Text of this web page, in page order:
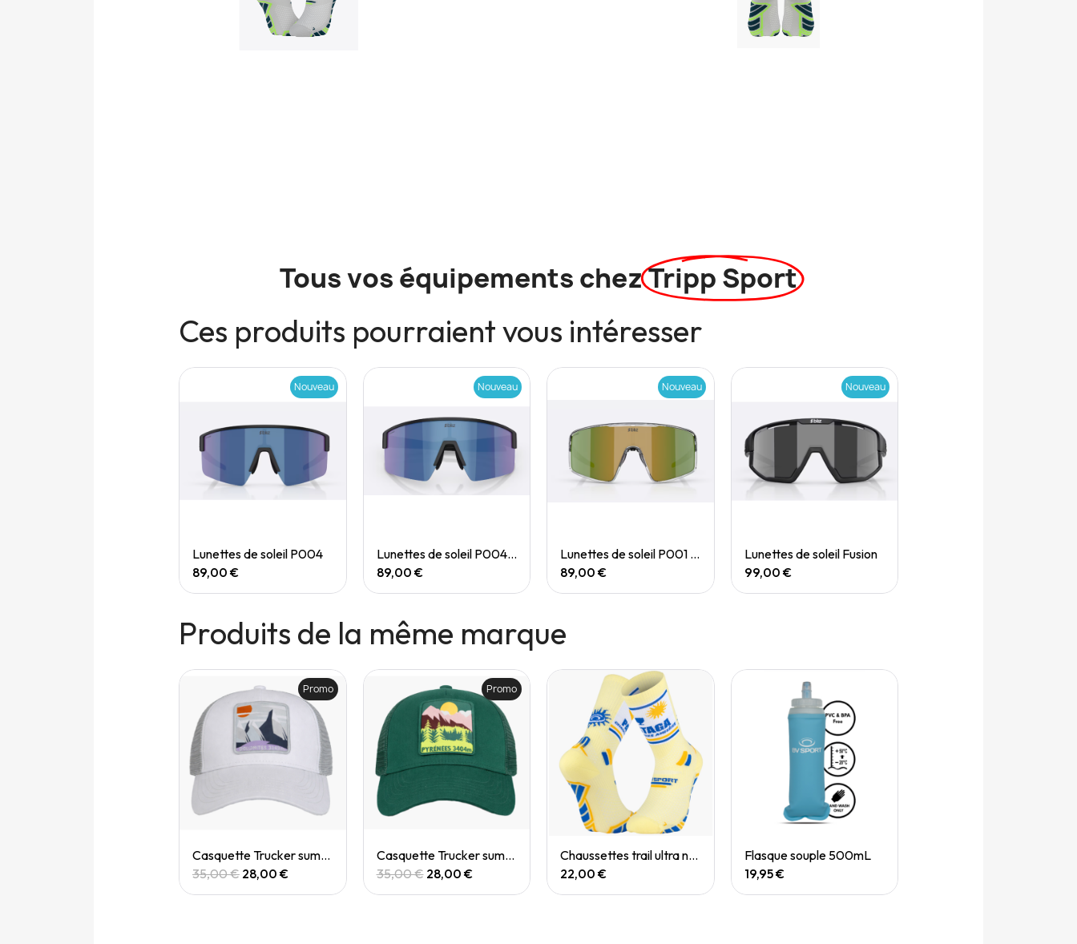
Tous vos équipements chezTripp Sport
Ces produits pourraient vous intéresser
Quick View
Nouveau
Lunettes de soleil P004
89,00 €
Quick View
Nouveau
Lunettes de soleil P004 Small
89,00 €
Quick View
Nouveau
Lunettes de soleil P001 Small
89,00 €
Quick View
Nouveau
Lunettes de soleil Fusion
99,00 €
Produits de la même marque
Quick View
Promo
Casquette Trucker summit dolomites
35,00 € 28,00 €
Quick View
Promo
Casquette Trucker summit pyrenées
35,00 € 28,00 €
Quick View
Chaussettes trail ultra nutrisocks PASTAGA collector
22,00 €
Quick View
Flasque souple 500mL
19,95 €